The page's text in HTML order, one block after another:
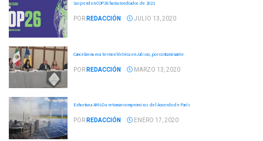
Suspenden COP26 hasta mediados de 2021
POR REDACCIÓN JULIO 13, 2020
Cancelan nueva termoeléctrica en Jalisco, por contaminante
POR REDACCIÓN MARZO 13, 2020
Exhortan a AMLO a retomar compromisos del Acuerdo de París
POR REDACCIÓN ENERO 17, 2020